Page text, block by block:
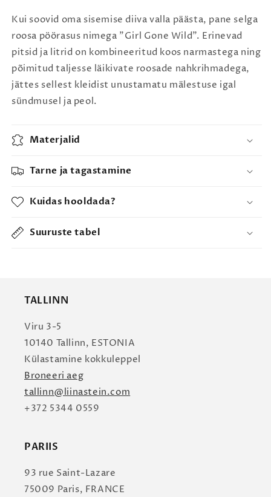
Kui soovid oma sisemise diiva valla päästa, pane selga
roosa pöörasus nimega "Girl Gone Wild". Erinevad
pitsid ja litrid on kombineeritud koos narmastega ning
põimitud taljesse läikivate roosade nahkrihmadega,
jättes sellest kleidist unustamatu mälestuse igal
sündmusel ja peol.
Materjalid
Tarne ja tagastamine
Kuidas hooldada?
Suuruste tabel
TALLINN
Viru 3-5
10140 Tallinn, ESTONIA
Külastamine kokkuleppel
Broneeri aeg
tallinn@liinastein.com
+372 5344 0559
PARIIS
93 rue Saint-Lazare
75009 Paris, FRANCE